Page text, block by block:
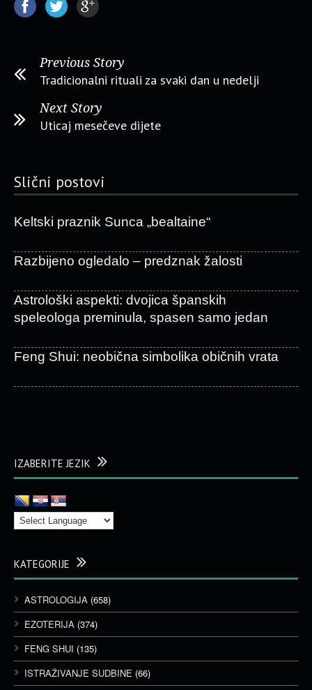
Previous Story
Tradicionalni rituali za svaki dan u nedelji
Next Story
Uticaj mesečeve dijete
Slični postovi
Keltski praznik Sunca „bealtaine“
Razbijeno ogledalo – predznak žalosti
Astrološki aspekti: dvojica španskih
speleologa preminula, spasen samo jedan
Feng Shui: neobična simbolika običnih vrata
IZABERITE JEZIK
KATEGORIJE
ASTROLOGIJA (658)
EZOTERIJA (374)
FENG SHUI (135)
ISTRAŽIVANJE SUDBINE (66)